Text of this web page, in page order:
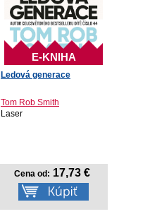
E-KNIHA
Ledová generace
Tom Rob Smith
Laser
Cena od: 17,73 €